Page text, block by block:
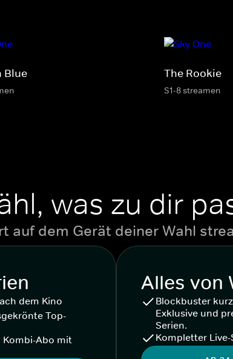
Blue The Rookie
S1-8 streamen
was zu dir
auf dem Gerät deiner Wahl
dem Kino
Top-
Abo mit
Alles von
Blockbuster
Exklusive und
Serien.
Kompletter